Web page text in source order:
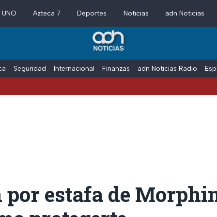
Azteca 7 Deportes Noticias adn Noticias
Seguridad Internacional Finanzas adn Noticias Radio
estafa de